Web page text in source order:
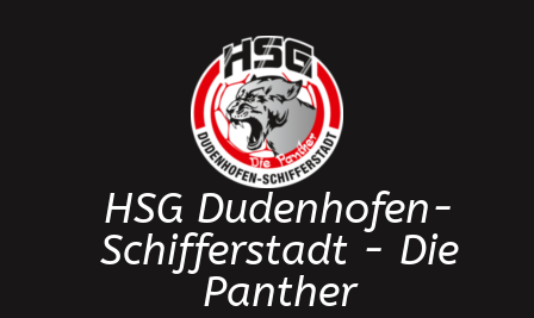
HSG Dudenhofen-
Schifferstadt - Die
Panther